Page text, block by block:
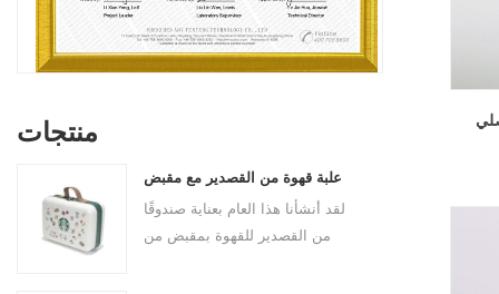
منتجات
علبة قهوة من القصدير مع مقبض
لقد أنشأنا هذا العام بعناية صندوقًا
من القصدير للقهوة بمقبض من